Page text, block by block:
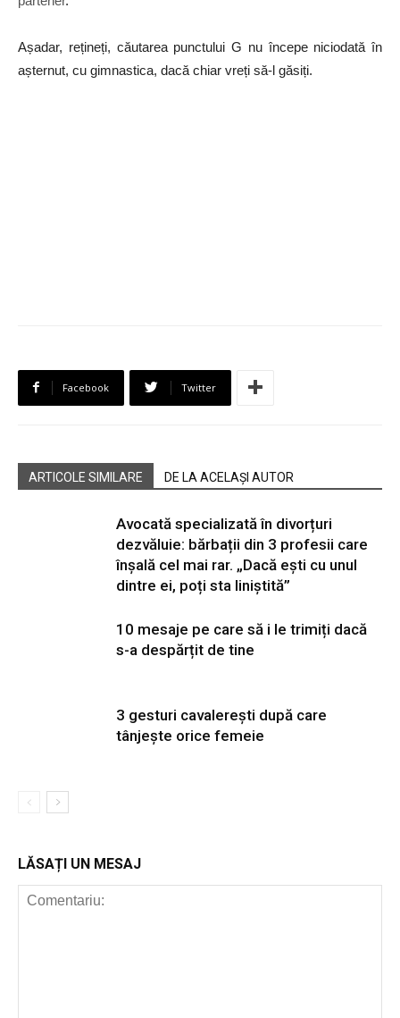
Așadar, rețineți, căutarea punctului G nu începe niciodată în
așternut, cu gimnastica, dacă chiar vreți să-l găsiți.
Facebook Twitter
ARTICOLE SIMILARE DE LA ACELAȘI AUTOR
Avocată specializată în divorțuri
dezvăluie: bărbații din 3 profesii care
înșală cel mai rar. „Dacă ești cu unul
dintre ei, poți sta liniștită”
10 mesaje pe care să i le trimiți dacă
s-a despărțit de tine
3 gesturi cavalerești după care
tânjește orice femeie
LĂSAȚI UN MESAJ